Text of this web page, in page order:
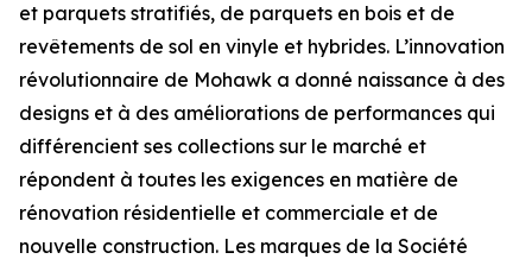
et parquets stratifiés, de parquets en bois et de
revêtements de sol en vinyle et hybrides. L’innovation
révolutionnaire de Mohawk a donné naissance à des
designs et à des améliorations de performances qui
différencient ses collections sur le marché et
répondent à toutes les exigences en matière de
rénovation résidentielle et commerciale et de
nouvelle construction. Les marques de la Société